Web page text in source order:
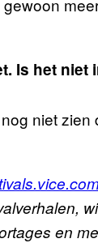
Is het niet
niet zien
en